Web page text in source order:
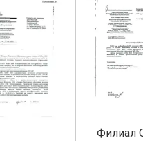
Филиал